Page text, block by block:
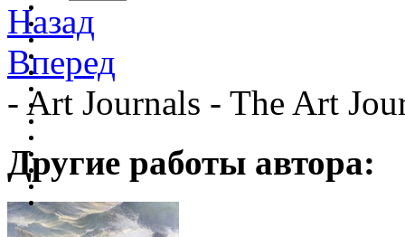
Назад
Вперед
- Art Journals - The Art
Другие работы автора: